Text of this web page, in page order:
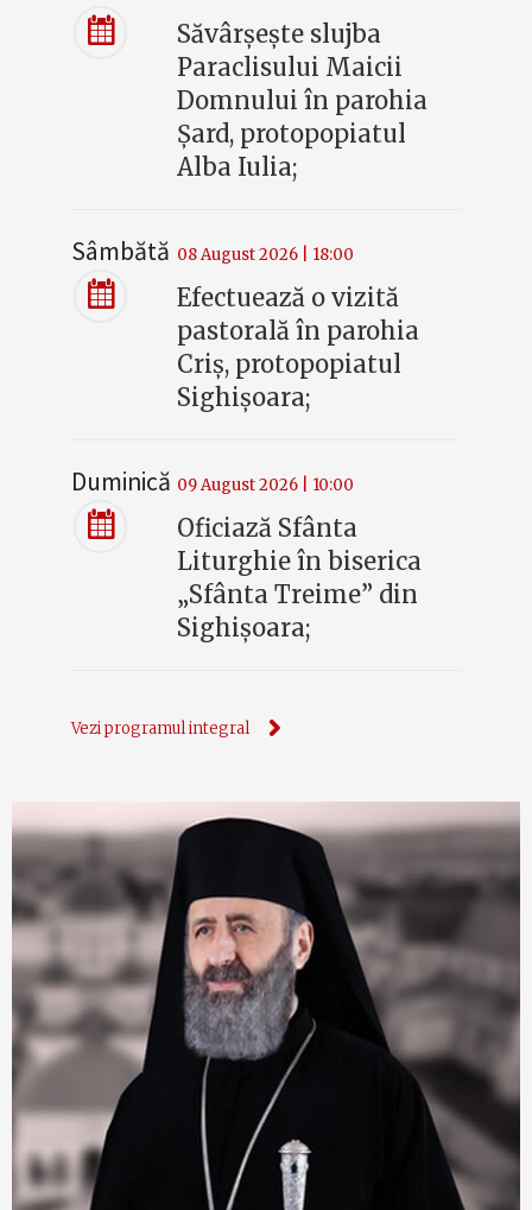
Săvârșește slujba
Paraclisului Maicii
Domnului în parohia
Șard, protopopiatul
Alba Iulia;
Sâmbătă 08 August 2026 | 18:00
Efectuează o vizită
pastorală în parohia
Criș, protopopiatul
Sighișoara;
Duminică 09 August 2026 | 10:00
Oficiază Sfânta
Liturghie în biserica
„Sfânta Treime” din
Sighișoara;
Vezi programul integral